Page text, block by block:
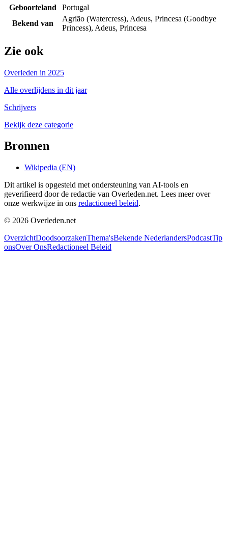
Geboorteland
Portugal
Bekend van
Agrião (Watercress), Adeus, Princesa (Goodbye
Princess), Adeus, Princesa
Zie ook
Overleden in 2025
Alle overlijdens in dit jaar
Schrijvers
Bekijk deze categorie
Bronnen
Wikipedia (EN)
Dit artikel is opgesteld met ondersteuning van AI-tools en
geverifieerd door de redactie van Overleden.net. Lees meer over
onze werkwijze in ons redactioneel beleid.
© 2026 Overleden.net
OverzichtDoodsoorzakenThema'sBekende NederlandersPodcastTip
onsOver OnsRedactioneel Beleid